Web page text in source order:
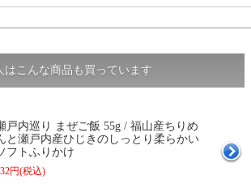
はこんな商品も買っています
戸内巡り まぜご飯 55g / 福山産ちりめ
と瀬戸内産ひじきのしっとり柔らかい
フトふりかけ
円(税込)